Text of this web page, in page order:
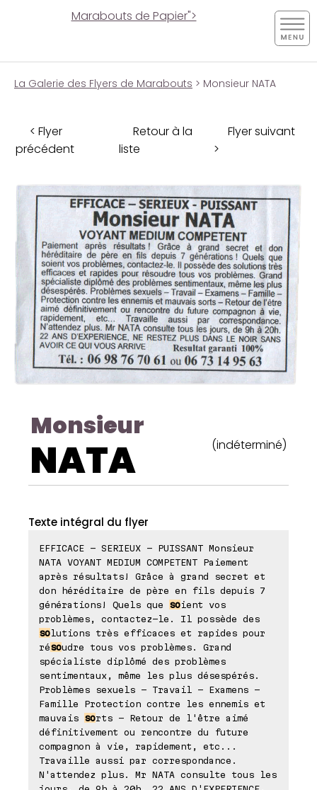
Marabouts de Papier">
La Galerie des Flyers de Marabouts > Monsieur NATA
< Flyer
précédent
Retour à la
liste
Flyer suivant
>
Monsieur
NATA (indéterminé)
Texte intégral du flyer
EFFICACE - SERIEUX - PUISSANT Monsieur
NATA VOYANT MEDIUM COMPETENT Paiement
après résultats! Grâce à grand secret et
don héréditaire de père en fils depuis 7
générations! Quels que soient vos
problèmes, contactez-le. Il possède des
solutions très efficaces et rapides pour
résoudre tous vos problèmes. Grand
spécialiste diplômé des problèmes
sentimentaux, même les plus désespérés.
Problèmes sexuels - Travail - Examens -
Famille Protection contre les ennemis et
mauvais sorts - Retour de l'être aimé
définitivement ou rencontre du future
compagnon à vie, rapidement, etc...
Travaille aussi par correspondance.
N'attendez plus. Mr NATA consulte tous les